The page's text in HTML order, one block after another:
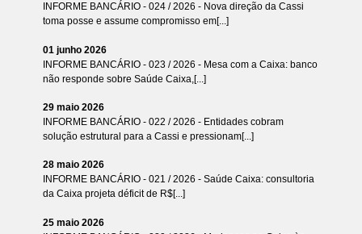
INFORME BANCÁRIO - 024 / 2026 - Nova direção da Cassi
toma posse e assume compromisso em[...]
01 junho 2026
INFORME BANCÁRIO - 023 / 2026 - Mesa com a Caixa: banco
não responde sobre Saúde Caixa,[...]
29 maio 2026
INFORME BANCÁRIO - 022 / 2026 - Entidades cobram
solução estrutural para a Cassi e pressionam[...]
28 maio 2026
INFORME BANCÁRIO - 021 / 2026 - Saúde Caixa: consultoria
da Caixa projeta déficit de R$[...]
25 maio 2026